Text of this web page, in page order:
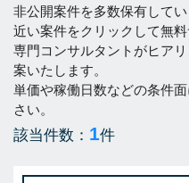
非公開案件を多数保有して
近い案件をクリックして無
専門コンサルタントがヒア
案いたします。
単価や稼働日数などの条件
さい。
該当件数： 1件